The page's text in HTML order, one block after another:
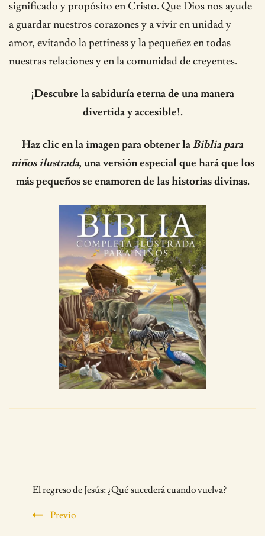
significado y propósito en Cristo. Que Dios nos ayude
a guardar nuestros corazones y a vivir en unidad y
amor, evitando la pettiness y la pequeñez en todas
nuestras relaciones y en la comunidad de creyentes.
¡Descubre la sabiduría eterna de una manera
divertida y accesible!.
Haz clic en la imagen para obtener laBiblia para
niños ilustrada, una versión especial que hará que los
más pequeños se enamoren de las historias divinas.
Navigation
El regreso de Jesús: ¿Qué sucederá cuando vuelva?
Previo